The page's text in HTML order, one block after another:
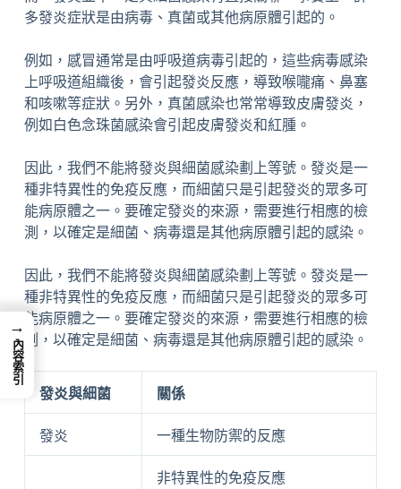
多發炎症狀是由病毒、真菌或其他病原體引起的。
例如，感冒通常是由呼吸道病毒引起的，這些病毒感染
上呼吸道組織後，會引起發炎反應，導致喉嚨痛、鼻塞
和咳嗽等症狀。另外，真菌感染也常常導致皮膚發炎，
例如白色念珠菌感染會引起皮膚發炎和紅腫。
因此，我們不能將發炎與細菌感染劃上等號。發炎是一
種非特異性的免疫反應，而細菌只是引起發炎的眾多可
能病原體之一。要確定發炎的來源，需要進行相應的檢
測，以確定是細菌、病毒還是其他病原體引起的感染。
因此，我們不能將發炎與細菌感染劃上等號。發炎是一
種非特異性的免疫反應，而細菌只是引起發炎的眾多可
能病原體之一。要確定發炎的來源，需要進行相應的檢
測，以確定是細菌、病毒還是其他病原體引起的感染。
發炎與細菌 關係
發炎 一種生物防禦的反應
非特異性的免疫反應
→
內容索引